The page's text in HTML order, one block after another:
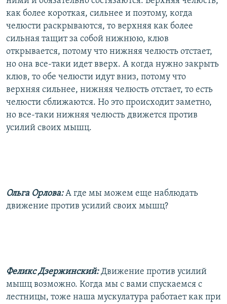
как более короткая, сильнее и поэтому, когда
челюсти раскрываются, то верхняя как более
сильная тащит за собой нижнюю, клюв
открывается, потому что нижняя челюсть отстает,
но она все-таки идет вверх. А когда нужно закрыть
клюв, то обе челюсти идут вниз, потому что
верхняя сильнее, нижняя челюсть отстает, то есть
челюсти сближаются. Но это происходит заметно,
но все-таки нижняя челюсть движется против
усилий своих мышц.
Ольга Орлова:А где мы можем еще наблюдать
движение против усилий своих мышц?
Феликс Дзержинский:Движение против усилий
мышц возможно. Когда мы с вами спускаемся с
лестницы, тоже наша мускулатура работает как при